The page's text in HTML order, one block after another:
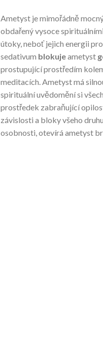
Ametyst je mimořádně
obdařený vysoce
útoky, neboť jejich energii
sedativum blokujeametyst
prostupující prostředím
meditacích. Ametyst má
spirituální uvědomění si
prostředek zabraňující
závislosti a bloky všeho
osobnosti, otevírá ametyst